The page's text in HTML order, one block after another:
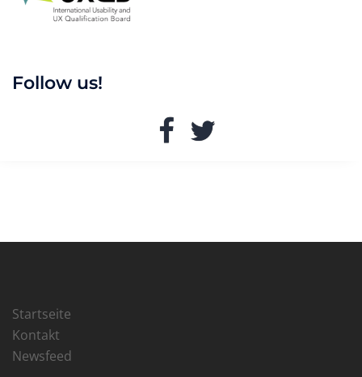
Follow us!
Facebook
Startseite
Kontakt
Newsfeed